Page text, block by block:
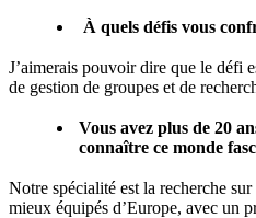
À quels défis vous
J’aimerais pouvoir dire que le défi
de gestion de groupes et de
Vous avez plus de 20
connaître ce monde
Notre spécialité est la recherche
mieux équipés d’Europe, avec un